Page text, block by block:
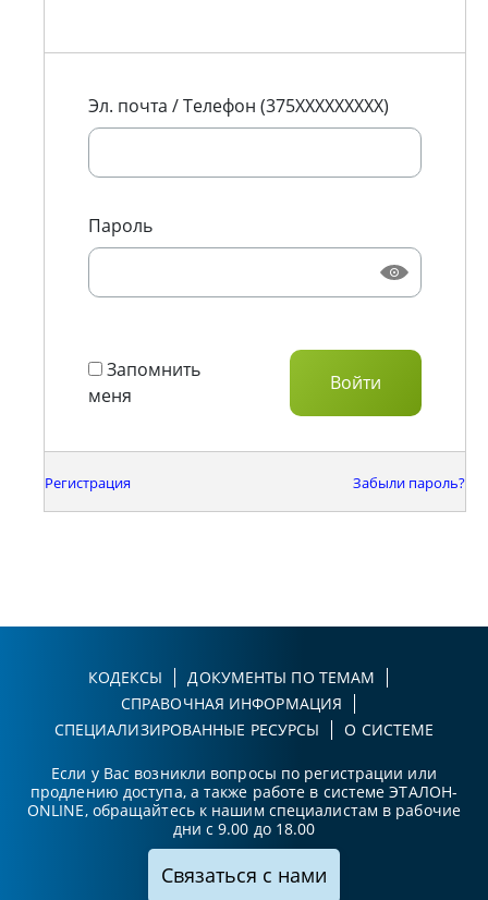
Эл. почта / Телефон (375XXXXXXXXX)
Пароль
Запомнить
меня
Регистрация Забыли пароль?
КОДЕКСЫ
ДОКУМЕНТЫ ПО ТЕМАМ
СПРАВОЧНАЯ ИНФОРМАЦИЯ
СПЕЦИАЛИЗИРОВАННЫЕ РЕСУРСЫ
О СИСТЕМЕ
Если у Вас возникли вопросы по регистрации или
продлению доступа, а также работе в системе ЭТАЛОН-
ONLINE, обращайтесь к нашим специалистам в рабочие
дни с 9.00 до 18.00
Связаться с нами